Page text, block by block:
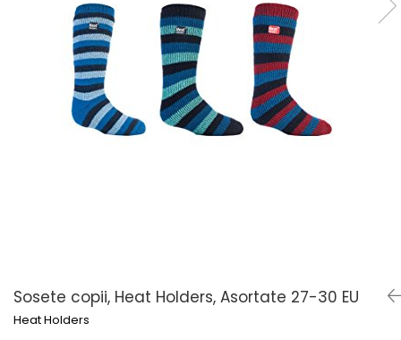
Șosete pentru edem și limfedem
Șosete pentru picioare umflate
Sosete copii, Heat Holders, Asortate 27-30 EU
Heat Holders